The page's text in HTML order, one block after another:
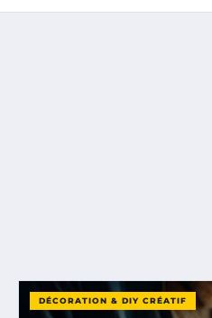
DÉCORATION & DIY CRÉATIF